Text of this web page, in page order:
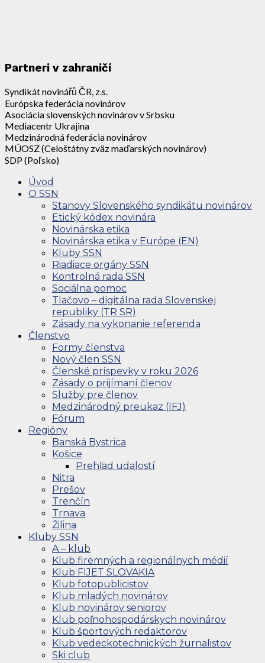
Partneri v zahraničí
Syndikát novinářů ČR, z.s.
Európska federácia novinárov
Asociácia slovenských novinárov v Srbsku
Mediacentr Ukrajina
Medzinárodná federácia novinárov
MÚOSZ (Celoštátny zväz maďarských novinárov)
SDP (Poľsko)
Úvod
O SSN
Stanovy Slovenského syndikátu novinárov
Etický kódex novinára
Novinárska etika
Novinárska etika v Európe (EN)
Kluby SSN
Riadiace orgány SSN
Kontrolná rada SSN
Sociálna pomoc
Tlačovo – digitálna rada Slovenskej
republiky (TR SR)
Zásady na vykonanie referenda
Členstvo
Formy členstva
Nový člen SSN
Členské príspevky v roku 2026
Zásady o prijímaní členov
Služby pre členov
Medzinárodný preukaz (IFJ)
Fórum
Regióny
Banská Bystrica
Košice
Prehľad udalostí
Nitra
Prešov
Trenčín
Trnava
Žilina
Kluby SSN
A – klub
Klub firemných a regionálnych médií
Klub FIJET SLOVAKIA
Klub fotopublicistov
Klub mladých novinárov
Klub novinárov seniorov
Klub poľnohospodárskych novinárov
Klub športových redaktorov
Klub vedeckotechnických žurnalistov
Ski club